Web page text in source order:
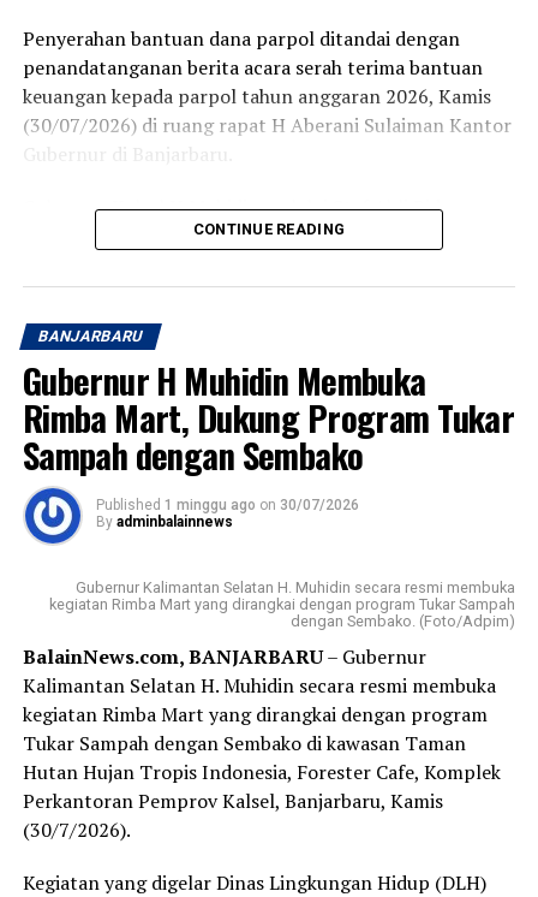
Penyerahan bantuan dana parpol ditandai dengan
penandatanganan berita acara serah terima bantuan
keuangan kepada parpol tahun anggaran 2026, Kamis
(30/07/2026) di ruang rapat H Aberani Sulaiman Kantor
Gubernur di Banjarbaru.
Gubernur Kalsel H Muhidin melalui Staf Ahli Bidang
Pemerintah Hukum dan Politik, Adi Santoso, diharapkan
ketentuan yakni minimal 60 persen untuk kegiatan yang
berkaitan dengan masyarakat seperti pendidikan politik
dan pangkaderan, selebihnya untuk operasional partai.
“Agar kemanfaatannya bisa benar-benar dirasakan
masyarakat Banua di Kalimantan Selatan, itu pesan
beliau (Gubernur H Muhidin,red), ” ujar Adi kepada
wartawan, usai kegiatan.
Pada kesempatan itu, Adi juga menyampaikan apresiasi
partai politik yang mendapatkan kursi di DPRD Kalsel
atas komitmen bersama yang terjakin. Gubernur juga
mengajak kalangan parpol untuk menjadikan
penyaluran bantuan ini sebagai langkah nyata untuk
memperkuat pendidikan politik bagi masyarakat.
Sementara itu, Kapala Sub Bidang Fasilitasi,
Kelembaban, Pemerintahan, Perwakilan, Partai Politik,
Badan Kesbangpol Provinsi Kalsel, Harry Widiyatmoko
parpol tahun ini mengalami kenaikan dari Rp7.500
CONTINUE READING
BANJARBARU
Gubernur H Muhidin Membuka
Rimba Mart, Dukung Program Tukar
Sampah dengan Sembako
Published 1 minggu ago on 30/07/2026
By adminbalainnews
Gubernur Kalimantan Selatan H. Muhidin secara resmi membuka
kegiatan Rimba Mart yang dirangkai dengan program Tukar Sampah
dengan Sembako. (Foto/Adpim)
BalainNews.com, BANJARBARU– Gubernur
Kalimantan Selatan H. Muhidin secara resmi membuka
kegiatan Rimba Mart yang dirangkai dengan program
Tukar Sampah dengan Sembako di kawasan Taman
Hutan Hujan Tropis Indonesia, Forester Cafe, Komplek
Perkantoran Pemprov Kalsel, Banjarbaru, Kamis
(30/7/2026).
Kegiatan yang digelar Dinas Lingkungan Hidup (DLH)